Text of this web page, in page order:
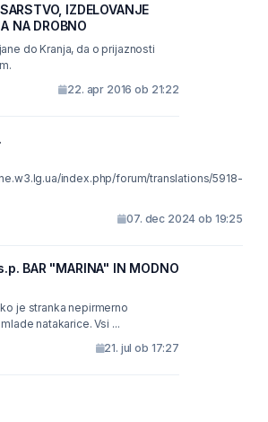
IZDELOVANJE
NA DROBNO
do Kranja, da o prijaznosti
22. apr 2016 ob 21:22
index.php/forum/translations/5918-
07. dec 2024 ob 19:25
BAR "MARINA" IN MODNO
je stranka nepirmerno
natakarice. Vsi ...
21. jul ob 17:27